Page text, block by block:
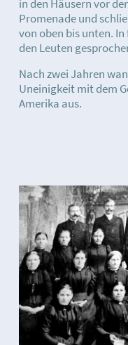
in den Häusern vor
Promenade und
von oben bis unten.
den Leuten
Nach zwei Jahren
Uneinigkeit mit dem
Amerika aus.